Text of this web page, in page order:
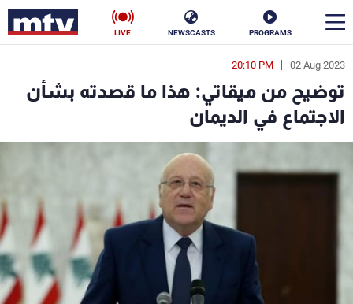
PROGRAMS
NEWSCASTS
LIVE
02 Aug 2023
20:10 PM
توضيح من ميقاتي: هذا ما قصدته بشأن
الاجتماع في الديمان
en
الأخبار
سياسة ناس
فن
رياضة